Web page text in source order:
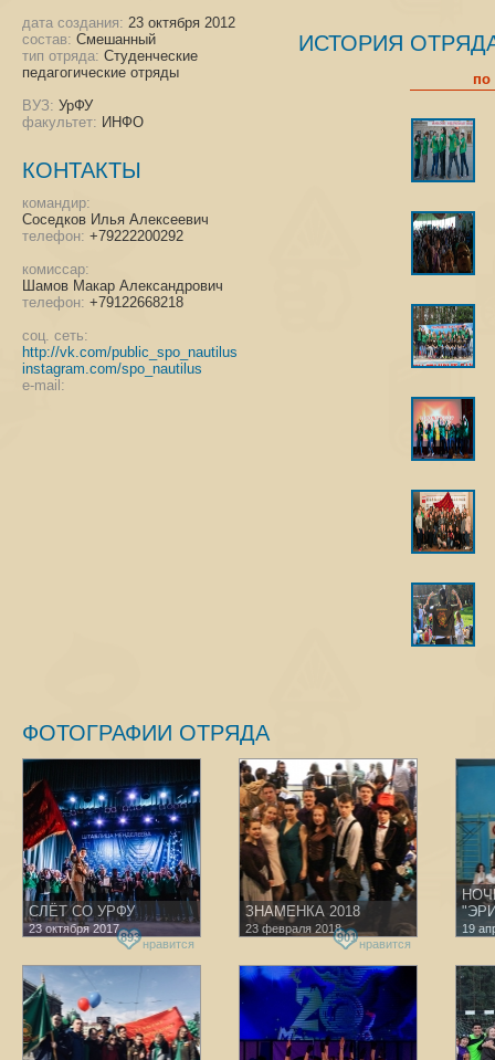
дата создания: 23 октября 2012
состав: Смешанный
тип отряда: Студенческие
педагогические отряды
ВУЗ: УрФУ
факультет: ИНФО
КОНТАКТЫ
командир:
Соседков Илья Алексеевич
телефон: +79222200292
комиссар:
Шамов Макар Александрович
телефон: +79122668218
соц. сеть:
http://vk.com/public_spo_nautilus
instagram.com/spo_nautilus
e-mail:
Уральский
частности курировал
на базе ИнФО. Тогда ему
Выбор пал на отряд
преимущественно
собственно потому,
Важным шагом был выбор
это сказывается на
конспекта появилась
настоящее время
Для справки: Наутилус в
творения. Раковина
сечение. Пропорция
фи – 1,61803… число до
«ключ к физике космоса»
Следующим этапом
сторонников и, конечно
Андрей, а комиссара
для всех, Даниил сообщил,
был новый комиссар!
В этот период, большим
который в декабре
отряда. Желание
Воронцова Мария -методист
В конце первого
ещё 3 ярких представителя:
Татьяна Григорьева
Никита Юшков
Анастасия Фокина
Все вышеперечисленные
создание отряда,
нарастающей.
ИСТОРИЯ
по
ФОТОГРАФИИ ОТРЯДА
СЛЁТ СО УРФУ
23 октября 2017
893 нравится
ЗНАМЕНКА 2018
23 февраля 2018
901 нравится
19